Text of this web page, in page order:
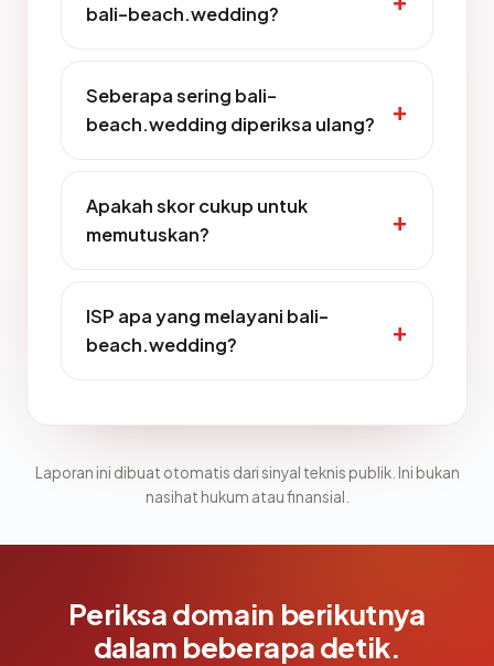
bali-beach.wedding?
Seberapa sering bali-
beach.wedding diperiksa ulang?
Apakah skor cukup untuk
memutuskan?
ISP apa yang melayani bali-
beach.wedding?
Laporan ini dibuat otomatis dari sinyal teknis publik. Ini bukan
nasihat hukum atau finansial.
Periksa domain berikutnya
dalam beberapa detik.